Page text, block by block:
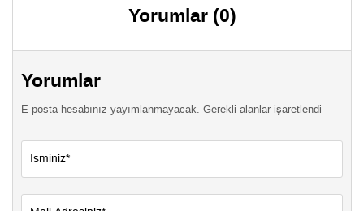
Yorumlar (0)
Yorumlar
E-posta hesabınız yayımlanmayacak. Gerekli alanlar işaretlendi